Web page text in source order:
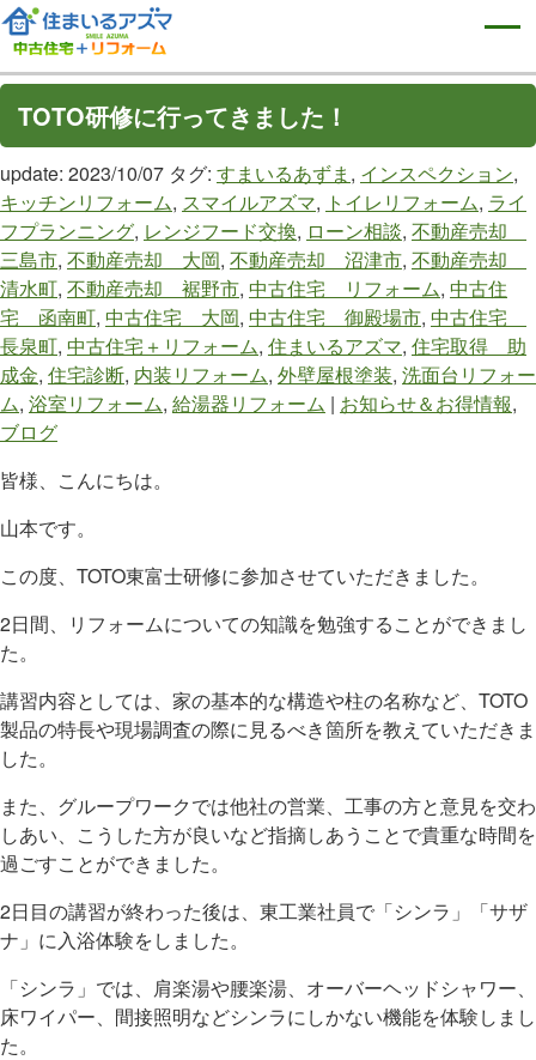
TOTO研修に行ってきました！
update: 2023/10/07 タグ: すまいるあずま , インスペクション,
キッチンリフォーム, スマイルアズマ, トイレリフォーム, ライ
フプランニング, レンジフード交換, ローン相談, 不動産売却
三島市, 不動産売却 大岡, 不動産売却 沼津市, 不動産売却
清水町, 不動産売却 裾野市, 中古住宅 リフォーム, 中古住
宅 函南町, 中古住宅 大岡, 中古住宅 御殿場市, 中古住宅
長泉町, 中古住宅＋リフォーム, 住まいるアズマ, 住宅取得 助
成金, 住宅診断, 内装リフォーム, 外壁屋根塗装, 洗面台リフォー
ム, 浴室リフォーム, 給湯器リフォーム | お知らせ＆お得情報,
ブログ
皆様、こんにちは。
山本です。
この度、TOTO東富士研修に参加させていただきました。
2日間、リフォームについての知識を勉強することができまし
た。
講習内容としては、家の基本的な構造や柱の名称など、TOTO
製品の特長や現場調査の際に見るべき箇所を教えていただきま
した。
また、グループワークでは他社の営業、工事の方と意見を交わ
しあい、こうした方が良いなど指摘しあうことで貴重な時間を
過ごすことができました。
2日目の講習が終わった後は、東工業社員で「シンラ」「サザ
ナ」に入浴体験をしました。
「シンラ」では、肩楽湯や腰楽湯、オーバーヘッドシャワー、
床ワイパー、間接照明などシンラにしかない機能を体験しまし
た。